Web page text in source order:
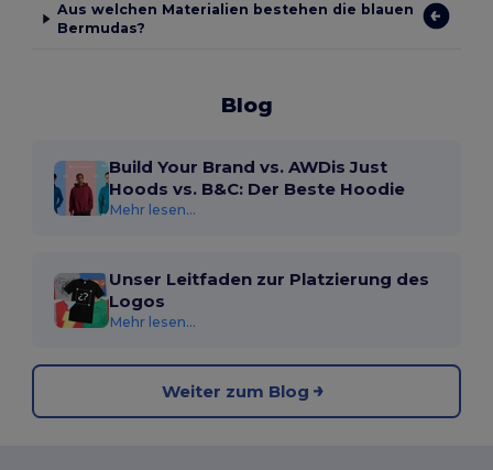
Aus welchen Materialien bestehen die blauen
Bermudas?
Blog
Build Your Brand vs. AWDis Just
Hoods vs. B&C: Der Beste Hoodie
Mehr lesen...
Unser Leitfaden zur Platzierung des
Logos
Mehr lesen...
Weiter zum Blog